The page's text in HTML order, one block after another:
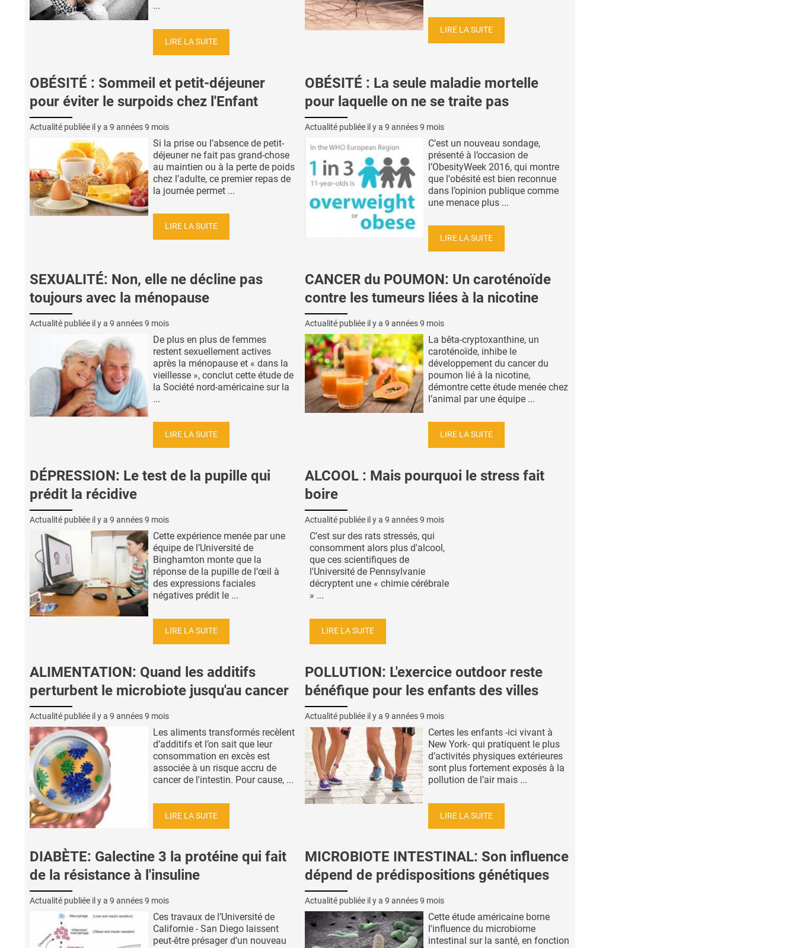
...
LIRE LA SUITE
LIRE LA SUITE
OBÉSITÉ : Sommeil et petit-déjeuner
pour éviter le surpoids chez l'Enfant
Actualité publiée il y a 9 années 9 mois
Si la prise ou l’absence de petit-
déjeuner ne fait pas grand-chose
au maintien ou à la perte de poids
chez l’adulte, ce premier repas de
la journée permet ...
LIRE LA SUITE
OBÉSITÉ : La seule maladie mortelle
pour laquelle on ne se traite pas
Actualité publiée il y a 9 années 9 mois
C’est un nouveau sondage,
présenté à l’occasion de
l’ObesityWeek 2016, qui montre
que l'obésité est bien reconnue
dans l’opinion publique comme
une menace plus ...
LIRE LA SUITE
SEXUALITÉ: Non, elle ne décline pas
toujours avec la ménopause
Actualité publiée il y a 9 années 9 mois
De plus en plus de femmes
restent sexuellement actives
après la ménopause et « dans la
vieillesse », conclut cette étude de
la Société nord-américaine sur la
...
LIRE LA SUITE
CANCER du POUMON: Un caroténoïde
contre les tumeurs liées à la nicotine
Actualité publiée il y a 9 années 9 mois
La bêta-cryptoxanthine, un
caroténoïde, inhibe le
développement du cancer du
poumon lié à la nicotine,
démontre cette étude menée chez
l’animal par une équipe ...
LIRE LA SUITE
DÉPRESSION: Le test de la pupille qui
prédit la récidive
Actualité publiée il y a 9 années 9 mois
Cette expérience menée par une
équipe de l’Université de
Binghamton monte que la
réponse de la pupille de l’œil à
des expressions faciales
négatives prédit le ...
LIRE LA SUITE
ALCOOL : Mais pourquoi le stress fait
boire
Actualité publiée il y a 9 années 9 mois
C’est sur des rats stressés, qui
consomment alors plus d'alcool,
que ces scientifiques de
l'Université de Pennsylvanie
décryptent une « chimie cérébrale
» ...
LIRE LA SUITE
ALIMENTATION: Quand les additifs
perturbent le microbiote jusqu'au cancer
Actualité publiée il y a 9 années 9 mois
Les aliments transformés recèlent
d’additifs et l’on sait que leur
consommation en excès est
associée à un risque accru de
cancer de l'intestin. Pour cause, ...
LIRE LA SUITE
POLLUTION: L'exercice outdoor reste
bénéfique pour les enfants des villes
Actualité publiée il y a 9 années 9 mois
Certes les enfants -ici vivant à
New York- qui pratiquent le plus
d’activités physiques extérieures
sont plus fortement exposés à la
pollution de l’air mais ...
LIRE LA SUITE
DIABÈTE: Galectine 3 la protéine qui fait
de la résistance à l'insuline
Actualité publiée il y a 9 années 9 mois
Ces travaux de l’Université de
Californie - San Diego laissent
peut-être présager d’un nouveau
MICROBIOTE INTESTINAL: Son influence
dépend de prédispositions génétiques
Actualité publiée il y a 9 années 9 mois
Cette étude américaine borne
l'influence du microbiome
intestinal sur la santé, en fonction